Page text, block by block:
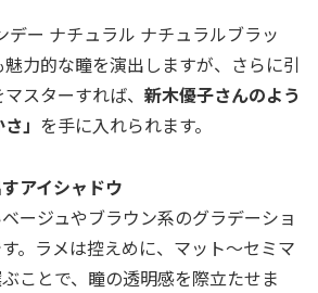
デー ナチュラル ナチュラルブラッ
力的な瞳を演出しますが、さらに引
スターすれば、 新木優子さんのよう
」 を手に入れられます。
アイシャドウ
ージュやブラウン系のグラデーショ
。ラメは控えめに、マット〜セミマ
ことで、瞳の透明感を際立たせま